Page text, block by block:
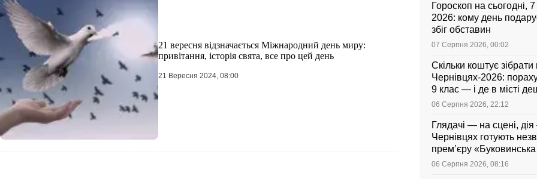
21 вересня відзначається Міжнародний день миру:
привітання, історія свята, все про цей день
21 Вересня 2024, 08:00
Гороскоп на сьогодні,
2026: кому день
збіг обставин
07 Серпня 2026, 00:02
Скільки коштує
Чернівцях-2026:
9 клас — і де в місті
06 Серпня 2026, 22:12
Глядачі — на сцені,
Чернівцях готують
прем’єру
06 Серпня 2026, 08:16